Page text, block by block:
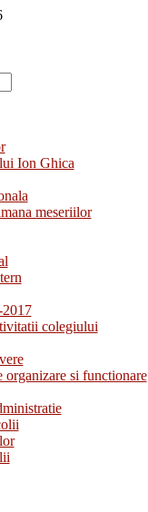
Ion Ghica
meseriilor
colegiului
organizare si functionare